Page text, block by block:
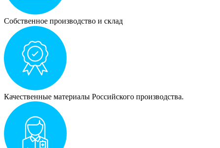
Собственное производство и склад
Качественные материалы Российского производства.